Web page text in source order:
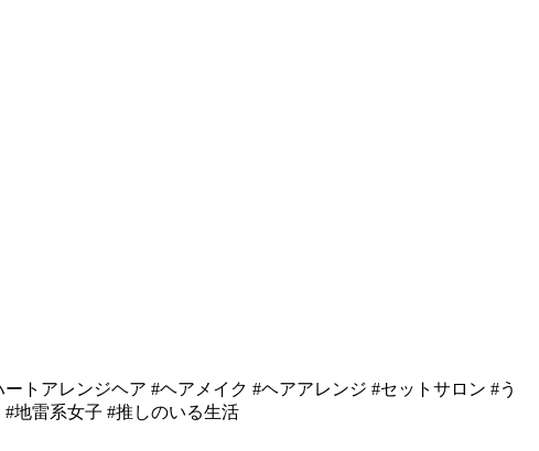
トアレンジヘア #ヘアメイク #ヘアアレンジ #セットサロン #う
地雷系女子 #推しのいる生活